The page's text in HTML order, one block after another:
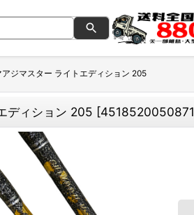
ジマスター ライトエディション 205
ディション 205 [4518520050871